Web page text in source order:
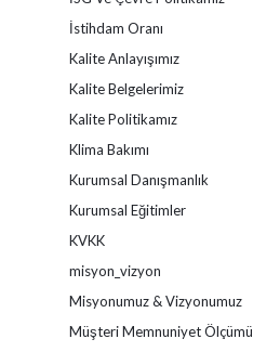
İstihdam Oranı
Kalite Anlayışımız
Kalite Belgelerimiz
Kalite Politikamız
Klima Bakımı
Kurumsal Danışmanlık
Kurumsal Eğitimler
KVKK
misyon_vizyon
Misyonumuz & Vizyonumuz
Müşteri Memnuniyet Ölçümü